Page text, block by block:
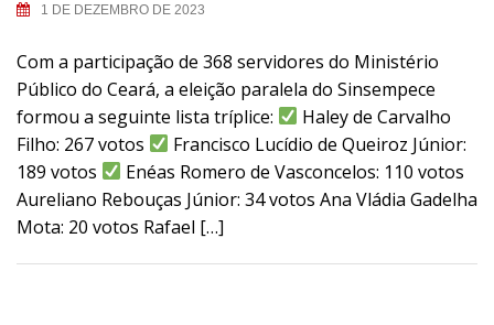
1 DE DEZEMBRO DE 2023
Com a participação de 368 servidores do Ministério
Público do Ceará, a eleição paralela do Sinsempece
formou a seguinte lista tríplice:
Haley de Carvalho
Filho: 267 votos
Francisco Lucídio de Queiroz Júnior:
189 votos
Enéas Romero de Vasconcelos: 110 votos
Aureliano Rebouças Júnior: 34 votos Ana Vládia Gadelha
Mota: 20 votos Rafael […]